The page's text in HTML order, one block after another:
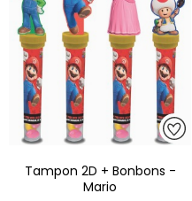
Tampon 2D + Bonbons -
Mario